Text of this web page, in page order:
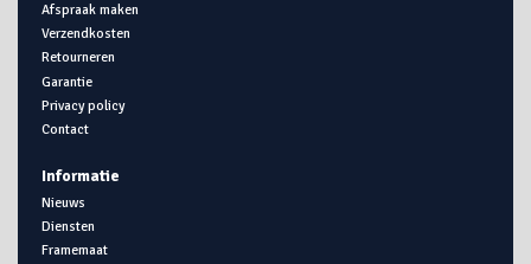
Afspraak maken
Verzendkosten
Retourneren
Garantie
Privacy policy
Contact
Informatie
Nieuws
Diensten
Framemaat